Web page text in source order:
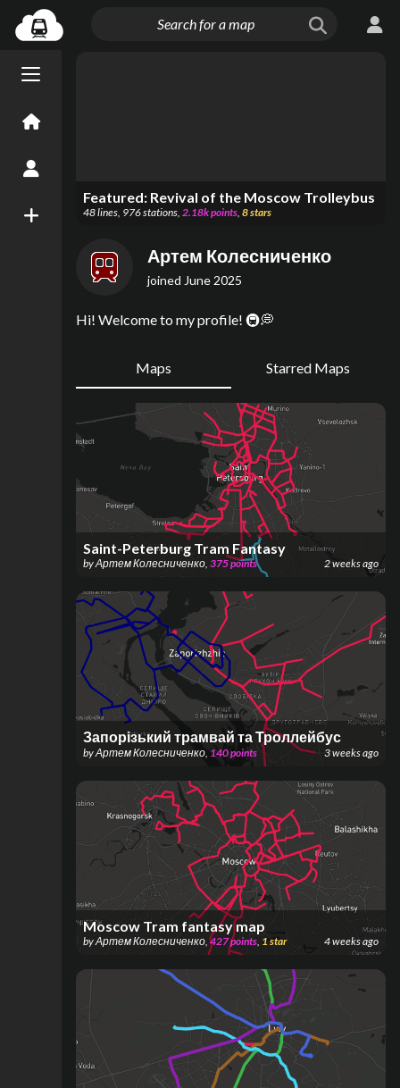
Menu open/close
New Map
Featured: Revival of the Moscow Trolleybus
48lines, 976stations, 2.18kpoints, 8stars
Артем Колесниченко
joined June 2025
Hi! Welcome to my profile! 🚇💭
Maps Starred Maps
Saint-Peterburg Tram Fantasy
byАртем Колесниченко, 375points 2 weeks ago
Запорізький трамвай та Троллейбус
byАртем Колесниченко 140points 3 weeks ago
Moscow Tram fantasy map
byАртем Колесниченко ,427points 1 star 4 weeks ago